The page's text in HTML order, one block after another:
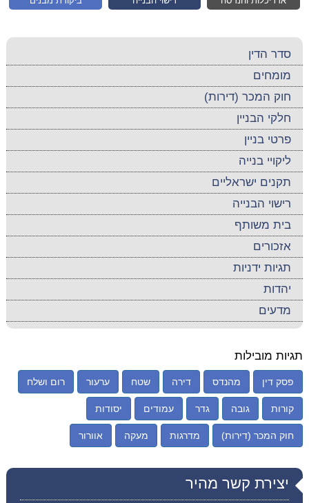
סדר הדין
מומחים
חוק המכר (דירות)
חלקי הבניין
פרטי בניין
ליקויי בנייה
תקנים ישראליים
רישוי הבנייה
בית משותף
אזכורים
תגיות ידניות
יהדות
מדעים
תגיות מובילות
פסק דין מהנדס דירה שטח ערעור רום ושלח
קורות גובה גדר עמודים יסודות
חוק המכר (דירות) מדרגות מעקה אוורור
יצירת קשר מהיר